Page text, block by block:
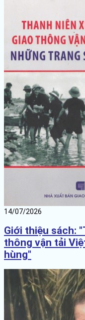
14/07/2026
Giới thiệu sách:
thông vận tải
hùng"